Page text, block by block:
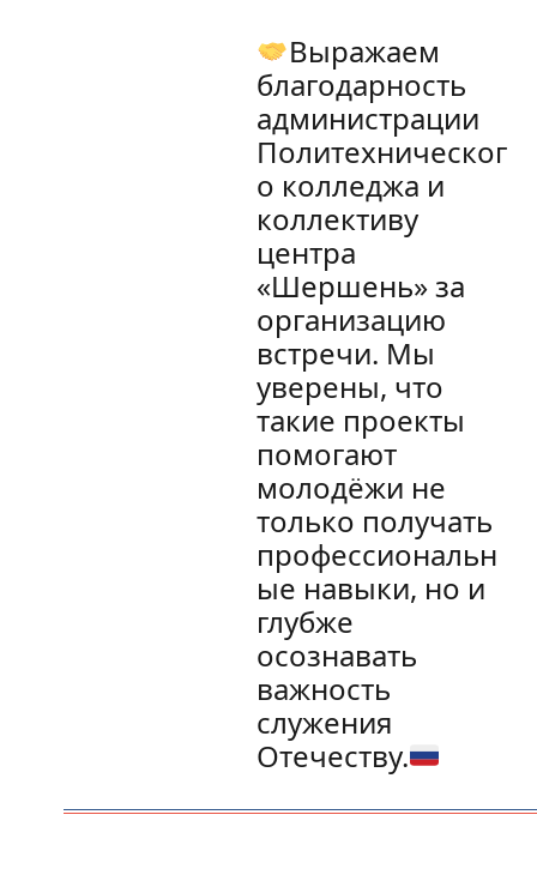
Выражаем
благодарность
администрации
Политехническог
о колледжа и
коллективу
центра
«Шершень» за
организацию
встречи. Мы
уверены, что
такие проекты
помогают
молодёжи не
только получать
профессиональн
ые навыки, но и
глубже
осознавать
важность
служения
Отечеству.